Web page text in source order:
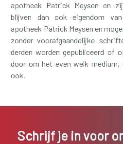
apotheek Patrick Meysen en
blijven dan ook eigendom
apotheek Patrick Meysen en
zonder voorafgaandelijke
derden worden gepubliceerd of
door om het even welk medium,
ook.
Schrijf je in voor